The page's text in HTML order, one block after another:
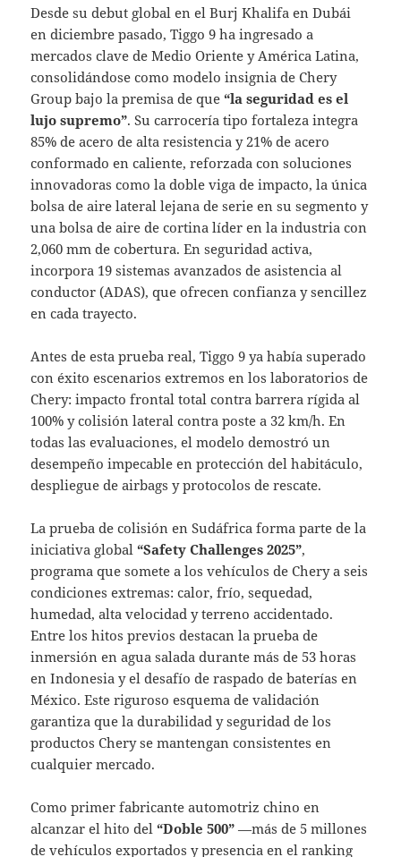
Desde su debut global en el Burj Khalifa en Dubái
en diciembre pasado, Tiggo 9 ha ingresado a
mercados clave de Medio Oriente y América Latina,
consolidándose como modelo insignia de Chery
Group bajo la premisa de que“la seguridad es el
lujo supremo”. Su carrocería tipo fortaleza integra
85% de acero de alta resistencia y 21% de acero
conformado en caliente, reforzada con soluciones
innovadoras como la doble viga de impacto, la única
bolsa de aire lateral lejana de serie en su segmento y
una bolsa de aire de cortina líder en la industria con
2,060 mm de cobertura. En seguridad activa,
incorpora 19 sistemas avanzados de asistencia al
conductor (ADAS), que ofrecen confianza y sencillez
en cada trayecto.
Antes de esta prueba real, Tiggo 9 ya había superado
con éxito escenarios extremos en los laboratorios de
Chery: impacto frontal total contra barrera rígida al
100% y colisión lateral contra poste a 32 km/h. En
todas las evaluaciones, el modelo demostró un
desempeño impecable en protección del habitáculo,
despliegue de airbags y protocolos de rescate.
La prueba de colisión en Sudáfrica forma parte de la
iniciativa global“Safety Challenges 2025”,
programa que somete a los vehículos de Chery a seis
condiciones extremas: calor, frío, sequedad,
humedad, alta velocidad y terreno accidentado.
Entre los hitos previos destacan la prueba de
inmersión en agua salada durante más de 53 horas
en Indonesia y el desafío de raspado de baterías en
México. Este riguroso esquema de validación
garantiza que la durabilidad y seguridad de los
productos Chery se mantengan consistentes en
cualquier mercado.
Como primer fabricante automotriz chino en
alcanzar el hito del“Doble 500” —más de 5 millones
de vehículos exportados y presencia en el ranking